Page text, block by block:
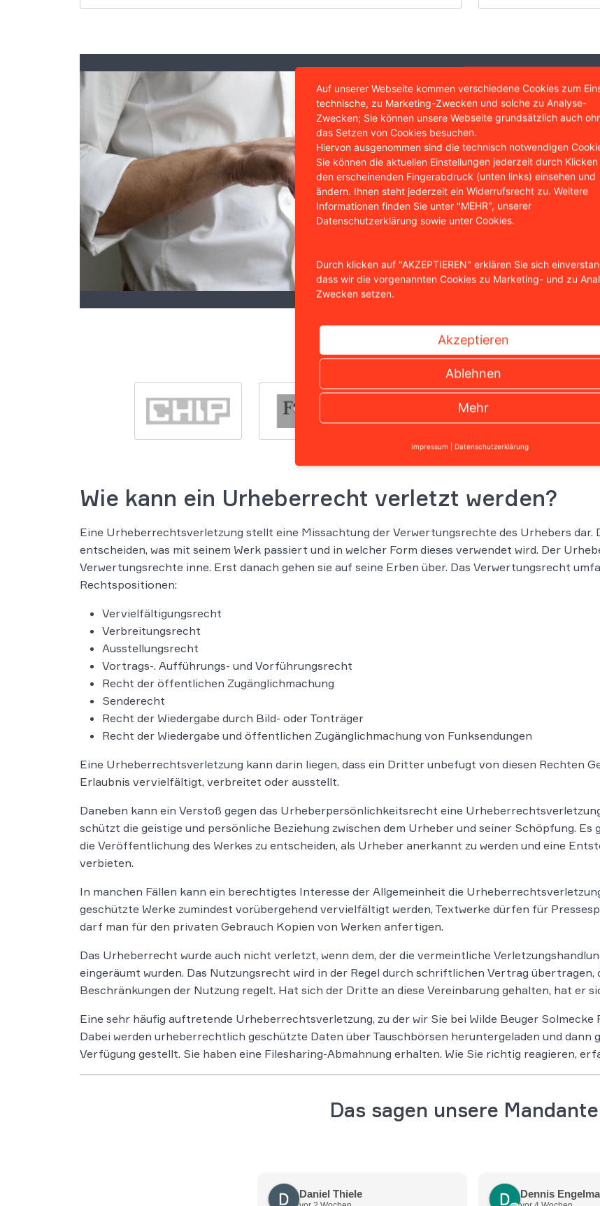
Sie brauchen
eine
Kontaktformular.
Jetzt
Wir sind bekannt aus
Wie kann ein Urheberrecht verletzt werden?
Eine Urheberrechtsverletzung stellt eine Missachtung der Verwertungsrechte des Urhebers dar.
entscheiden, was mit seinem Werk passiert und in welcher Form dieses verwendet wird. Der
Verwertungsrechte inne. Erst danach gehen sie auf seine Erben über. Das Verwertungsrecht
Rechtspositionen:
Vervielfältigungsrecht
Verbreitungsrecht
Ausstellungsrecht
Vortrags-. Aufführungs- und Vorführungsrecht
Recht der öffentlichen Zugänglichmachung
Senderecht
Recht der Wiedergabe durch Bild- oder Tonträger
Recht der Wiedergabe und öffentlichen Zugänglichmachung von Funksendungen
Eine Urheberrechtsverletzung kann darin liegen, dass ein Dritter unbefugt von diesen Rechten
Erlaubnis vervielfältigt, verbreitet oder ausstellt.
Daneben kann ein Verstoß gegen das Urheberpersönlichkeitsrecht eine
schützt die geistige und persönliche Beziehung zwischen dem Urheber und seiner Schöpfung.
die Veröffentlichung des Werkes zu entscheiden, als Urheber anerkannt zu werden und eine
verbieten.
In manchen Fällen kann ein berechtigtes Interesse der Allgemeinheit die
geschützte Werke zumindest vorübergehend vervielfältigt werden, Textwerke dürfen für
darf man für den privaten Gebrauch Kopien von Werken anfertigen.
Das Urheberrecht wurde auch nicht verletzt, wenn dem, der die vermeintliche
eingeräumt wurden. Das Nutzungsrecht wird in der Regel durch schriftlichen Vertrag übertragen,
Beschränkungen der Nutzung regelt. Hat sich der Dritte an diese Vereinbarung gehalten, hat er
Eine sehr häufig auftretende Urheberrechtsverletzung, zu der wir Sie bei Wilde Beuger
Dabei werden urheberrechtlich geschützte Daten über Tauschbörsen heruntergeladen und dann
Verfügung gestellt. Sie haben eine Filesharing-Abmahnung erhalten. Wie Sie richtig reagieren,
Das sagen unsere
Daniel Thiele Dennis
Auf unserer Webseite kommen verschiedene Cookies zum
technische, zu Marketing-Zwecken und solche zu Analyse-
Zwecken; Sie können unsere Webseite grundsätzlich auch
das Setzen von Cookies besuchen.
Hiervon ausgenommen sind die technisch notwendigen
Sie können die aktuellen Einstellungen jederzeit durch
den erscheinenden Fingerabdruck (unten links) einsehen und
ändern. Ihnen steht jederzeit ein Widerrufsrecht zu. Weitere
Informationen finden Sie unter "MEHR", unserer
Datenschutzerklärung sowie unter Cookies.
Durch klicken auf "AKZEPTIEREN" erklären Sie sich
dass wir die vorgenannten Cookies zu Marketing- und zu
Zwecken setzen.
Akzeptieren
Ablehnen
Mehr
Impressum Datenschutzerklärung